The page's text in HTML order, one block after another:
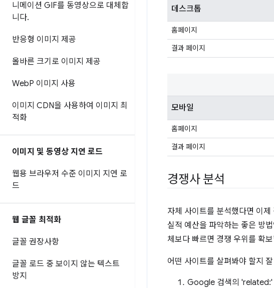
니메이션 GIF를 동영상으로 대체합
니다.
반응형 이미지 제공
올바른 크기로 이미지 제공
WebP 이미지 사용
이미지 CDN을 사용하여 이미지 최
적화
이미지 및 동영상 지연 로드
웹용 브라우저 수준 이미지 지연 로
드
웹 글꼴 최적화
글꼴 권장사항
글꼴 로드 중 보이지 않는 텍스트
방지
데스크톱
홈페이지
결과 페이지
모바일
홈페이지
결과 페이지
경쟁사 분석
자체 사이트를 분석했다면 이
실적 예산을 파악하는 좋은 방
체보다 빠르면 경쟁 우위를 확
어떤 사이트를 살펴봐야 할지
Google 검색의 'related:'